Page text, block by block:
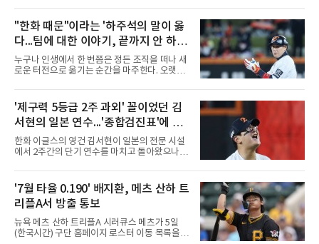
프 역시 팬들의 거센 항의와 언론의 날 선 비판에
서 자유로울 수 없는 상황이
한 부진에 빠지면서 팬들의 원성과 질책이 거세
지는 모양새다.특히 후반기 들어 나타나는 지독
한 홈런 부재는 팀의 고민을 깊게 만들고 있다.
디아즈는 후반기 15경기에 출전해 56타수를 소
화하는 동안 16개의 안타를 기록하며 0.286의
타율 자체는 나쁘지 않은 수치를 유지하고 있다.
그러나 홈런 생산 능력은 완전히 실종됐다. 중심
고, 이는 팀 전체의 공격력 저하로 직결되고 있
다. 최근 경기에서는
"한화 때문"이라는 '하주석의 말이 옳
다...팀에 대한 이야기, 끝까지 안 하는
게 도리
누구나 인생에서 한 번쯤은 정든 조직을 떠나 새
로운 터전으로 옮기는 순간을 마주한다. 오랫동
를 안고 떠난 곳이든 마침표를 찍는 일은 늘 복잡
한 감정을 동반한다. 그곳을 떠난 뒤 주위에서 묻
는다. "지금 여기 어때? 거기는 어땠어?" 이때 쏟
아지는 유혹은 달콤하다. 그동안 쌓였던 불만과
섭섭함을 토로하며 동조를 구하고 싶은 마음이
굴뚝같아진다. 하지만 사회생활의 오랜 격언이
자 진리는 명확하다. '전 회사 욕은 결국 누워서
며 깊은 여운을 남겼다. 오랫동안 한 팀의 주전으
로 헌신하다 새로운
'제구력 5등급 2주 과외' 꼴이었던 김
서현의 일본 연수...'종합검진표'에 불
과
한화 이글스의 영건 김서현이 일본의 전문 시설
에서 2주간의 단기 연수를 마치고 돌아왔으나,
출하며 야구 팬들과 전문가들 사이에 씁쓸한 뒷
맛을 남기고 있다.출국 당시만 해도 선수의 고질
적인 제구 문제를 해결할 특효약이 될 것처럼 포
장되었던 이번 연수는, 뚜껑을 열어보니 '제구력
5등급에게 2주짜리 족집게 과외를 붙여 1등급을
기대한 꼴'이었다는 냉정한 평가를 피하기 어렵
게 됐다.야구에서 투수의 제구력은 오랜 시간 투
'7월 타율 0.190' 배지환, 메츠 산하 트
리플A서 방출 통보
뉴욕 메츠 산하 트리플A 시러큐스 메츠가 5일
(한국시간) 구단 홈페이지 로스터 이동 목록을